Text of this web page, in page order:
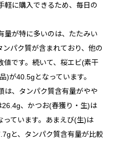
軽に購入できるため、毎日の
量が特に多いのは、たたみい
パク質が含まれており、他の
値です。続いて、桜エビ(素干
)が40.5gとなっています。
は、タンパク質含有量がやや
、かつお(春獲り・生)は
ています。あまえび(生)は
と、タンパク質含有量が比較